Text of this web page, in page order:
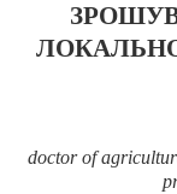
doctor of